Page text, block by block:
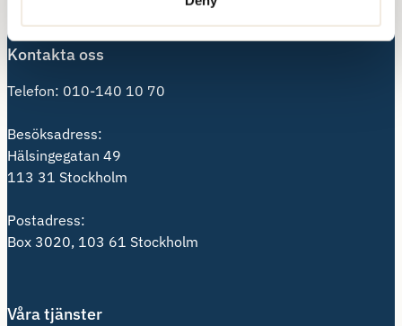
Kontakta oss
Telefon: 010-140 10 70
Besöksadress:
Hälsingegatan 49
113 31 Stockholm
Postadress:
Box 3020, 103 61 Stockholm
Våra tjänster